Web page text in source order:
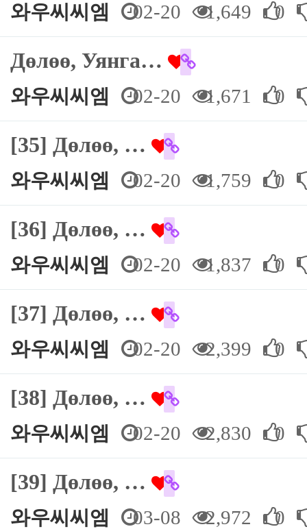
와우씨씨엠 02-20 1,649 0
Дөлөө, Уянга…
와우씨씨엠 02-20 1,671 0
[35] Дөлөө, …
와우씨씨엠 02-20 1,759 0
[36] Дөлөө, …
와우씨씨엠 02-20 1,837 0
[37] Дөлөө, …
와우씨씨엠 02-20 2,399 0
[38] Дөлөө, …
와우씨씨엠 02-20 2,830 0
[39] Дөлөө, …
와우씨씨엠 03-08 2,972 0